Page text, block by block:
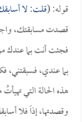
قوله: (قلت: لا
قصدت مسابقتك،
فجئت أنت بما عندك
بما عندي، فسبقتني،
هذه الحالة التي
وقصدتها، إذاً فلا